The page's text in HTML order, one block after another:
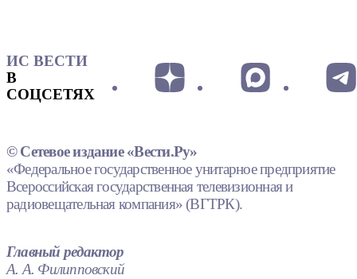
ИС ВЕСТИ
В
СОЦСЕТЯХ
© Сетевое издание «Вести.Ру»
«Федеральное государственное унитарное предприятие
Всероссийская государственная телевизионная и
радиовещательная компания» (ВГТРК).
Главный редактор
А. А. Филипповский